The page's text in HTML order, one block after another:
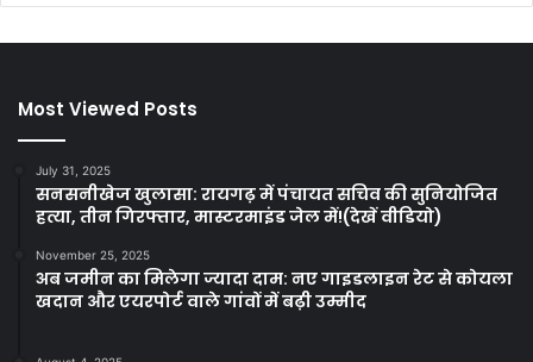
Most Viewed Posts
July 31, 2025
सनसनीखेज खुलासा: रायगढ़ में पंचायत सचिव की सुनियोजित
हत्या, तीन गिरफ्तार, मास्टरमाइंड जेल में!(देखें वीडियो)
November 25, 2025
अब जमीन का मिलेगा ज्यादा दाम: नए गाइडलाइन रेट से कोयला
खदान और एयरपोर्ट वाले गांवों में बढ़ी उम्मीद